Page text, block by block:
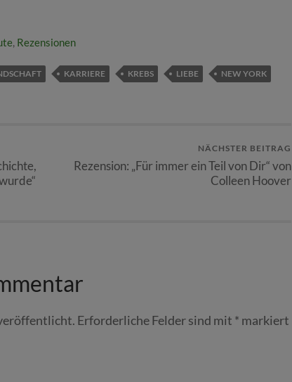
, Rezensionen
KARRIERE KREBS LIEBE NEW YORK
NÄCHSTER BEITRAG
Rezension: „Für immer ein Teil von Dir“ von
Colleen Hoover
Erforderliche Felder sind mit * markiert